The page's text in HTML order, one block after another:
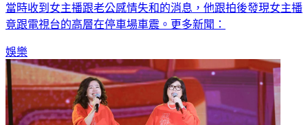
當時收到女主播跟老公感情失和的消息，他跟拍後發現女主播
竟跟電視台的高層在停車場車震。更多新聞：
娛樂